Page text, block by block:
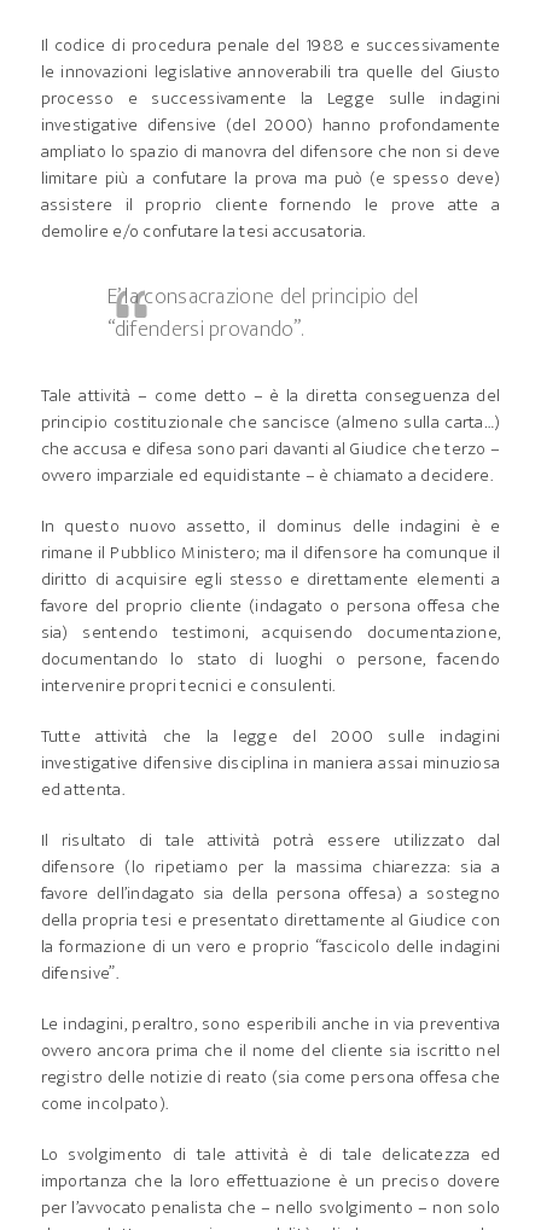
Il codice di procedura penale del 1988 e successivamente
le innovazioni legislative annoverabili tra quelle del Giusto
processo e successivamente la Legge sulle indagini
investigative difensive (del 2000) hanno profondamente
ampliato lo spazio di manovra del difensore che non si deve
limitare più a confutare la prova ma può (e spesso deve)
assistere il proprio cliente fornendo le prove atte a
demolire e/o confutare la tesi accusatoria.
E’ la consacrazione del principio del
“difendersi provando”.
Tale attività – come detto – è la diretta conseguenza del
principio costituzionale che sancisce (almeno sulla carta…)
che accusa e difesa sono pari davanti al Giudice che terzo –
ovvero imparziale ed equidistante – è chiamato a decidere.
In questo nuovo assetto, il dominus delle indagini è e
rimane il Pubblico Ministero; ma il difensore ha comunque il
diritto di acquisire egli stesso e direttamente elementi a
favore del proprio cliente (indagato o persona offesa che
sia) sentendo testimoni, acquisendo documentazione,
documentando lo stato di luoghi o persone, facendo
intervenire propri tecnici e consulenti.
Tutte attività che la legge del 2000 sulle indagini
investigative difensive disciplina in maniera assai minuziosa
ed attenta.
Il risultato di tale attività potrà essere utilizzato dal
difensore (lo ripetiamo per la massima chiarezza: sia a
favore dell’indagato sia della persona offesa) a sostegno
della propria tesi e presentato direttamente al Giudice con
la formazione di un vero e proprio “fascicolo delle indagini
difensive”.
Le indagini, peraltro, sono esperibili anche in via preventiva
ovvero ancora prima che il nome del cliente sia iscritto nel
registro delle notizie di reato (sia come persona offesa che
come incolpato).
Lo svolgimento di tale attività è di tale delicatezza ed
importanza che la loro effettuazione è un preciso dovere
per l’avvocato penalista che – nello svolgimento – non solo